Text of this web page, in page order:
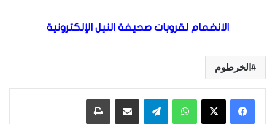
الانضمام لقروبات صحيفة النيل الإلكترونية
الخرطوم
واتساب تيلقرام مشاركة عبر البريد طباعة